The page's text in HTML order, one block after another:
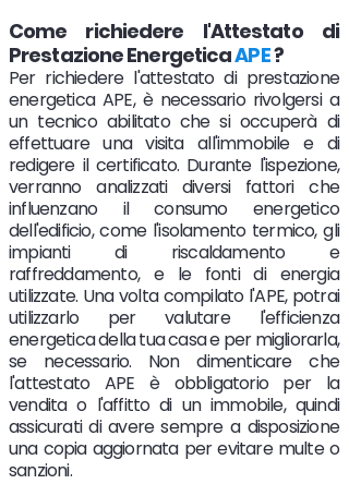
Come richiedere l'Attestato di
Prestazione EnergeticaAPE?
Per richiedere l'attestato di prestazione
energetica APE, è necessario rivolgersi a
un tecnico abilitato che si occuperà di
effettuare una visita all'immobile e di
redigere il certificato. Durante l'ispezione,
verranno analizzati diversi fattori che
influenzano il consumo energetico
dell'edificio, come l'isolamento termico, gli
impianti di riscaldamento e
raffreddamento, e le fonti di energia
utilizzate. Una volta compilato l'APE, potrai
utilizzarlo per valutare l'efficienza
energetica della tua casa e per migliorarla,
se necessario. Non dimenticare che
l'attestato APE è obbligatorio per la
vendita o l'affitto di un immobile, quindi
assicurati di avere sempre a disposizione
una copia aggiornata per evitare multe o
sanzioni.